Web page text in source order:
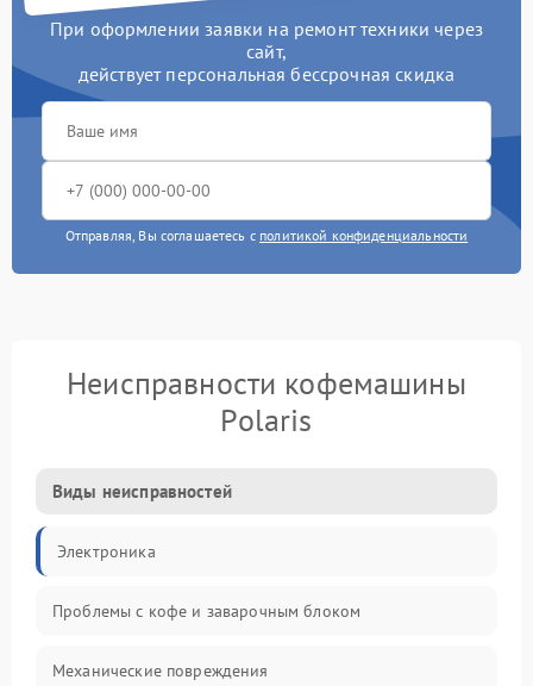
При оформлении заявки на ремонт техники через
сайт,
действует персональная бессрочная скидка
Отправляя, Вы соглашаетесь с политикой конфиденциальности
Неисправности кофемашины
Polaris
Виды неисправностей
Электроника
Проблемы с кофе и заварочным блоком
Механические повреждения